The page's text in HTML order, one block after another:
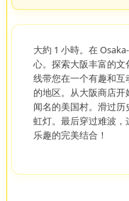
大約 1 小時。在
心。探索大阪丰富的
线带您在一个有趣和
的地区。从大阪商店
闻名的美国村。滑过
虹灯。最后穿过难波
乐趣的完美结合！